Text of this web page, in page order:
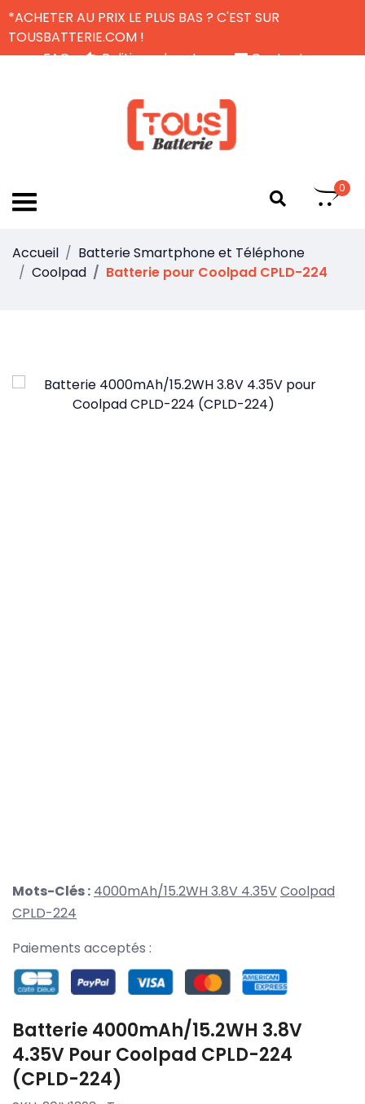
*ACHETER AU PRIX LE PLUS BAS ? C'EST SUR
TOUSBATTERIE.COM !
FAQ
Politique de retour
Contactez-nous
0
Accueil
Batterie Smartphone et Téléphone
Coolpad
Batterie pour Coolpad CPLD-224
Mots-Clés : 4000mAh/15.2WH 3.8V 4.35VCoolpad
CPLD-224
Paiements acceptés :
Batterie 4000mAh/15.2WH 3.8V
4.35V Pour Coolpad CPLD-224
(CPLD-224)